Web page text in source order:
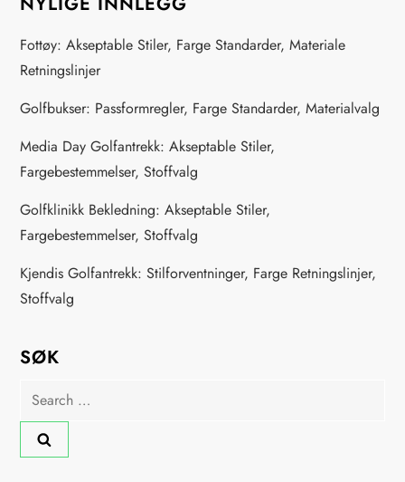
Fottøy: Akseptable Stiler, Farge Standarder, Materiale
Retningslinjer
Golfbukser: Passformregler, Farge Standarder, Materialvalg
Media Day Golfantrekk: Akseptable Stiler,
Fargebestemmelser, Stoffvalg
Golfklinikk Bekledning: Akseptable Stiler,
Fargebestemmelser, Stoffvalg
Kjendis Golfantrekk: Stilforventninger, Farge Retningslinjer,
Stoffvalg
SØK
Search